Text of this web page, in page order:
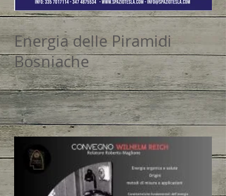
Energia delle Piramidi
Bosniache